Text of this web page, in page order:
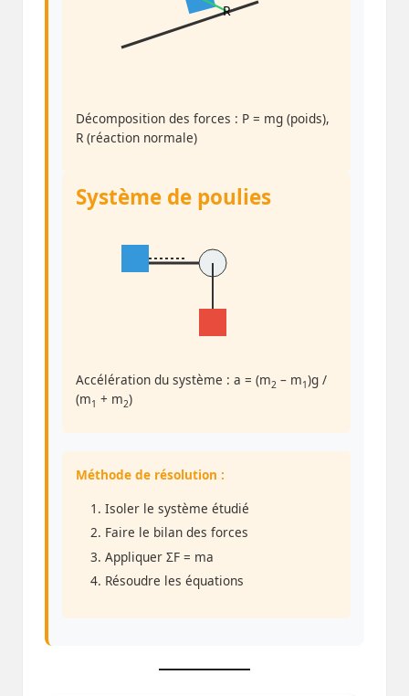
R
Décomposition des forces : P = mg (poids),
R (réaction normale)
Système de poulies
Accélération du système : a = (m2 – m1)g /
(m1 + m2)
Méthode de résolution :
Isoler le système étudié
Faire le bilan des forces
Appliquer ΣF = ma
Résoudre les équations